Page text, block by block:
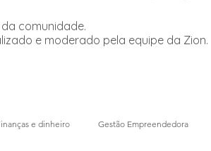
comunidade.
e moderado pela equipe da Zion.
e dinheiro Gestão Empreendedora